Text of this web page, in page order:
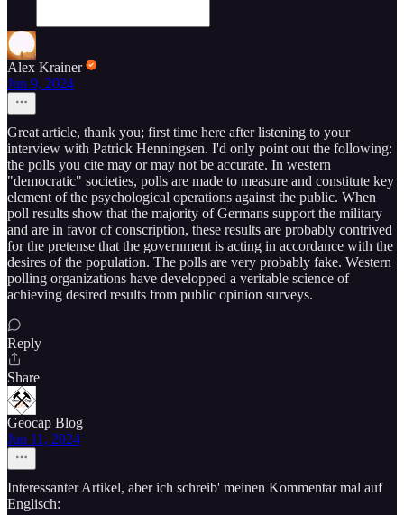
Alex Krainer
Jun 9, 2024
Great article, thank you; first time here after listening to your
interview with Patrick Henningsen. I'd only point out the following:
the polls you cite may or may not be accurate. In western
"democratic" societies, polls are made to measure and constitute key
element of the psychological operations against the public. When
poll results show that the majority of Germans support the military
and are in favor of conscription, these results are probably contrived
for the pretense that the government is acting in accordance with the
desires of the population. The polls are very probably fake. Western
polling organizations have developped a veritable science of
achieving desired results from public opinion surveys.
Reply
Share
Geocap Blog
Jun 11, 2024
Interessanter Artikel, aber ich schreib' meinen Kommentar mal auf
Englisch: